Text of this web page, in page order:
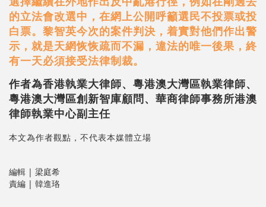
的立法會改選中，在網上公開呼籲選民不投票或投
白票。黎智英今次的案件判決，着實對他們作出警
示，就是天網恢恢疏而不漏，違法的唯一後果，終
有一天必須接受法律制裁。
作者為香港執業大律師、粵港澳大灣區執業律師、
粵港澳大灣區創新智庫顧問、華商律師事務所港澳
律師執業中心副主任
本文為作者觀點，不代表本媒體立場
編輯 | 梁庭希
責編 | 韓進珞